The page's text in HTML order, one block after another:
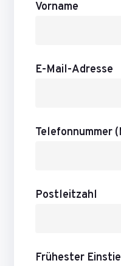
Vorname
E-Mail-Adresse
Telefonnummer
Postleitzahl
Frühester